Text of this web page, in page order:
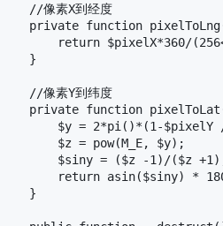
    //像素X到经度
private function
return $pixelX*360/
    }
    //像素Y到纬度
private function
$y = 2*pi()*(1-$pixelY
        $z = pow(M_E, $y);
$siny = ($z -1)/($z
return asin($siny) *
    }